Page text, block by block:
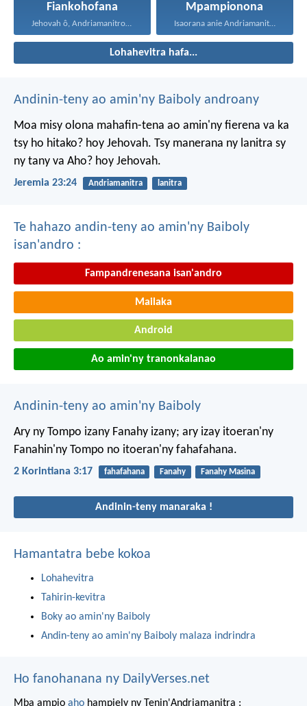
Fiankohofana
Jehovah ô, Andriamanitro Hianao...
Mpampionona
Isaorana anie Andriamanitra, Rain'i...
Lohahevitra hafa...
Andinin-teny ao amin'ny Baiboly androany
Moa misy olona mahafin-tena ao amin'ny fierena va ka
tsy ho hitako? hoy Jehovah. Tsy manerana ny lanitra sy
ny tany va Aho? hoy Jehovah.
Jeremia 23:24 Andriamanitra lanitra
Te hahazo andin-teny ao amin'ny Baiboly
isan'andro :
Fampandrenesana isan'andro
Mailaka
Android
Ao amin'ny tranonkalanao
Andinin-teny ao amin'ny Baiboly
Ary ny Tompo izany Fanahy izany; ary izay itoeran'ny
Fanahin'ny Tompo no itoeran'ny fahafahana.
2 Korintiana 3:17 fahafahana Fanahy Fanahy Masina
Andinin-teny manaraka !
Hamantatra bebe kokoa
Lohahevitra
Tahirin-kevitra
Boky ao amin'ny Baiboly
Andin-teny ao amin'ny Baiboly malaza indrindra
Ho fanohanana ny DailyVerses.net
Mba ampio aho hampiely ny Tenin'Andriamanitra :